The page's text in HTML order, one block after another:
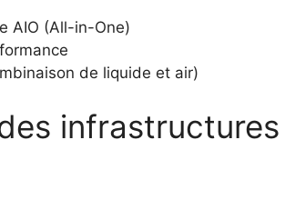
AIO (All-in-One)
de liquide et air)
infrastructures